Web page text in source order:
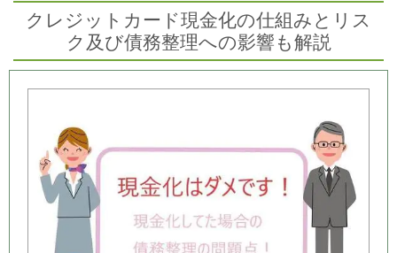
クレジットカード現金化の仕組みとリス
ク及び債務整理への影響も解説